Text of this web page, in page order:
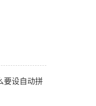
要设自动拼